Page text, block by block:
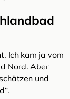
Ich kam ja vom
Nord. Aber
und